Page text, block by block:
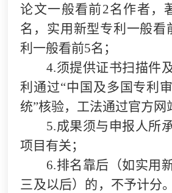
论文一般看前2名作者，
名，实用新型专利一般看
利一般看前5名；
4.须提供证书扫描件
利通过“中国及多国专利
统”核验，工法通过官方网
5.成果须与申报人所
项目有关；
6.排名靠后（如实用
三及以后）的，不予计分